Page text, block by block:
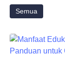
Semua